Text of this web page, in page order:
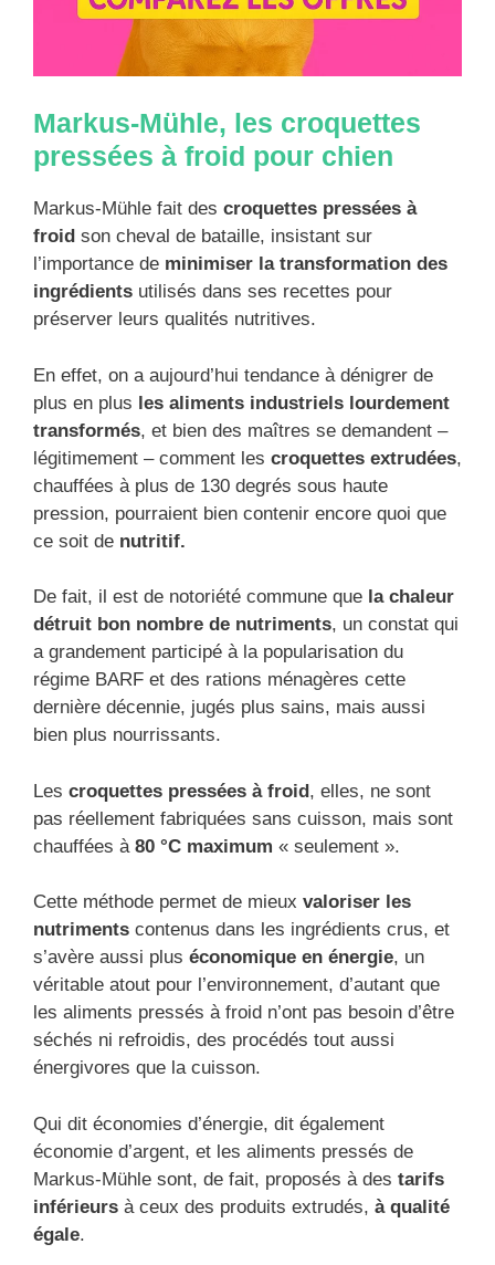
Markus-Mühle, les croquettes
pressées à froid pour chien
Markus-Mühle fait des croquettes pressées à
froid son cheval de bataille, insistant sur
l’importance de minimiser la transformation des
ingrédients utilisés dans ses recettes pour
préserver leurs qualités nutritives.
En effet, on a aujourd’hui tendance à dénigrer de
plus en plus les aliments industriels lourdement
transformés, et bien des maîtres se demandent –
légitimement – comment les croquettes extrudées,
chauffées à plus de 130 degrés sous haute
pression, pourraient bien contenir encore quoi que
ce soit de nutritif.
De fait, il est de notoriété commune que la chaleur
détruit bon nombre de nutriments, un constat qui
a grandement participé à la popularisation du
régime BARF et des rations ménagères cette
dernière décennie, jugés plus sains, mais aussi
bien plus nourrissants.
Les croquettes pressées à froid, elles, ne sont
pas réellement fabriquées sans cuisson, mais sont
chauffées à 80 °C maximum « seulement ».
Cette méthode permet de mieux valoriser les
nutriments contenus dans les ingrédients crus, et
s’avère aussi plus économique en énergie, un
véritable atout pour l’environnement, d’autant que
les aliments pressés à froid n’ont pas besoin d’être
séchés ni refroidis, des procédés tout aussi
énergivores que la cuisson.
Qui dit économies d’énergie, dit également
économie d’argent, et les aliments pressés de
Markus-Mühle sont, de fait, proposés à des tarifs
inférieurs à ceux des produits extrudés, à qualité
égale.